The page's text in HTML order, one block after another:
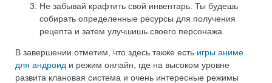
Не забывай крафтить свой инвентарь. Ты будешь
собирать определенные ресурсы для получения
рецепта и затем улучшишь своего персонажа.
В завершении отметим, что здесь также есть игры аниме
для андроид и режим онлайн, где на высоком уровне
развита клановая система и очень интересные режимы